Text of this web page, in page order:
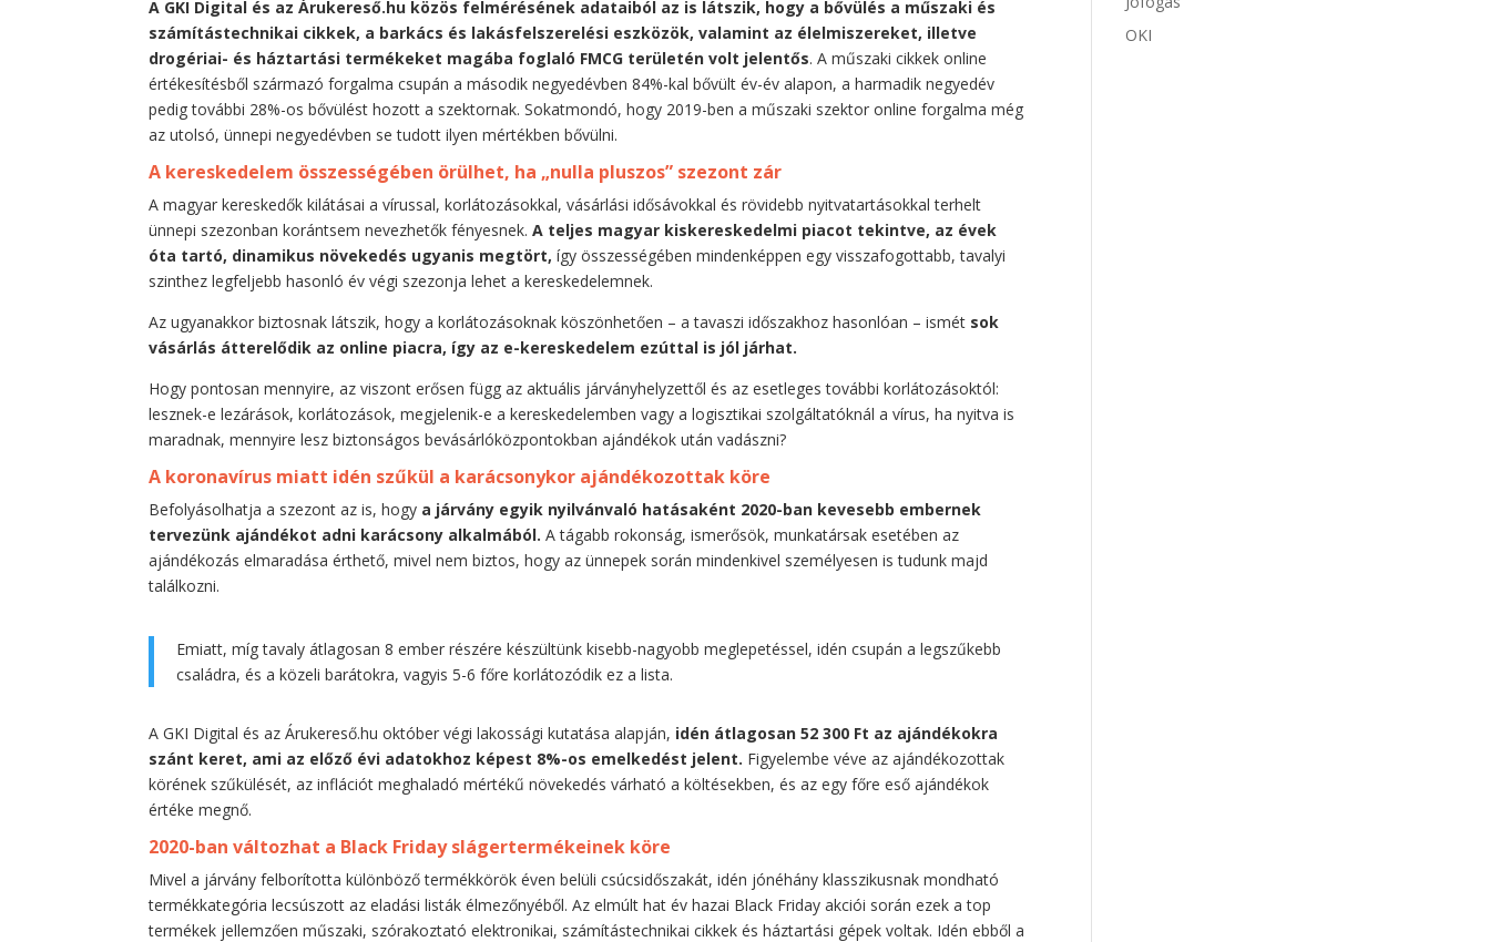
A GKI Digital és az Árukereső.hu közös felmérésének adataiból az is látszik, hogy a bővülés a műszaki és
számítástechnikai cikkek, a barkács és lakásfelszerelési eszközök, valamint az élelmiszereket, illetve
drogériai- és háztartási termékeket magába foglaló FMCG területén volt jelentős. A műszaki cikkek online
értékesítésből származó forgalma csupán a második negyedévben 84%-kal bővült év-év alapon, a harmadik negyedév
pedig további 28%-os bővülést hozott a szektornak. Sokatmondó, hogy 2019-ben a műszaki szektor online forgalma még
az utolsó, ünnepi negyedévben se tudott ilyen mértékben bővülni.
A kereskedelem összességében örülhet, ha „nulla pluszos” szezont zár
A magyar kereskedők kilátásai a vírussal, korlátozásokkal, vásárlási idősávokkal és rövidebb nyitvatartásokkal terhelt
ünnepi szezonban korántsem nevezhetők fényesnek.A teljes magyar kiskereskedelmi piacot tekintve, az évek
óta tartó, dinamikus növekedés ugyanis megtört, így összességében mindenképpen egy visszafogottabb, tavalyi
szinthez legfeljebb hasonló év végi szezonja lehet a kereskedelemnek.
Az ugyanakkor biztosnak látszik, hogy a korlátozásoknak köszönhetően – a tavaszi időszakhoz hasonlóan – ismét sok
vásárlás átterelődik az online piacra, így az e-kereskedelem ezúttal is jól járhat.
Hogy pontosan mennyire, az viszont erősen függ az aktuális járványhelyzettől és az esetleges további korlátozásoktól:
lesznek-e lezárások, korlátozások, megjelenik-e a kereskedelemben vagy a logisztikai szolgáltatóknál a vírus, ha nyitva is
maradnak, mennyire lesz biztonságos bevásárlóközpontokban ajándékok után vadászni?
A koronavírus miatt idén szűkül a karácsonykor ajándékozottak köre
Befolyásolhatja a szezont az is, hogy a járvány egyik nyilvánvaló hatásaként 2020-ban kevesebb embernek
tervezünk ajándékot adni karácsony alkalmából. A tágabb rokonság, ismerősök, munkatársak esetében az
ajándékozás elmaradása érthető, mivel nem biztos, hogy az ünnepek során mindenkivel személyesen is tudunk majd
találkozni.
Emiatt, míg tavaly átlagosan 8 ember részére készültünk kisebb-nagyobb meglepetéssel, idén csupán a legszűkebb
családra, és a közeli barátokra, vagyis 5-6 főre korlátozódik ez a lista.
A GKI Digital és az Árukereső.hu október végi lakossági kutatása alapján, idén átlagosan 52 300 Ft az ajándékokra
szánt keret, ami az előző évi adatokhoz képest 8%-os emelkedést jelent. Figyelembe véve az ajándékozottak
körének szűkülését, az inflációt meghaladó mértékű növekedés várható a költésekben, és az egy főre eső ajándékok
értéke megnő.
2020-ban változhat a Black Friday slágertermékeinek köre
Mivel a járvány felborította különböző termékkörök éven belüli csúcsidőszakát, idén jónéhány klasszikusnak mondható
termékkategória lecsúszott az eladási listák élmezőnyéből. Az elmúlt hat év hazai Black Friday akciói során ezek a top
termékek jellemzően műszaki, szórakoztató elektronikai, számítástechnikai cikkek és háztartási gépek voltak. Idén ebből a
OKI